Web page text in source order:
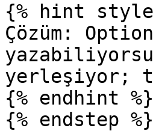
{% hint
Çözüm:
yerleşiyor;
{% endhint %}
{% endstep %}